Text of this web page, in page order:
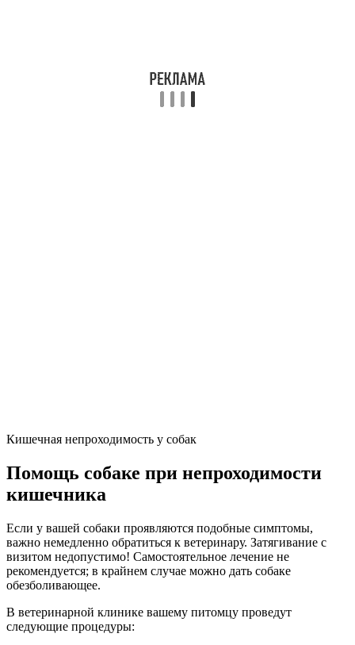
Кишечная непроходимость у собак
Помощь собаке при непроходимости
кишечника
Если у вашей собаки проявляются подобные симптомы,
важно немедленно обратиться к ветеринару. Затягивание с
визитом недопустимо! Самостоятельное лечение не
рекомендуется; в крайнем случае можно дать собаке
обезболивающее.
В ветеринарной клинике вашему питомцу проведут
следующие процедуры: